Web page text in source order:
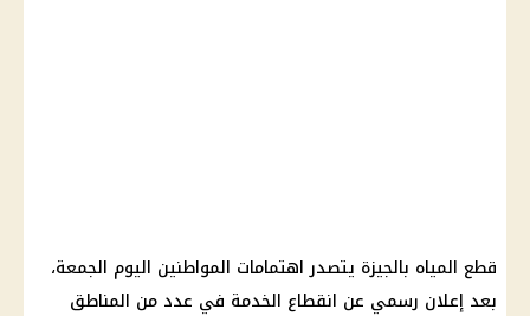
قطع المياه بالجيزة يتصدر اهتمامات المواطنين اليوم الجمعة،
بعد إعلان رسمي عن انقطاع الخدمة في عدد من المناطق